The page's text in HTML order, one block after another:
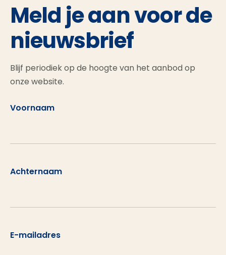
Meld je aan voor de
nieuwsbrief
Blijf periodiek op de hoogte van het aanbod op
onze website.
Voornaam
Achternaam
E-mailadres